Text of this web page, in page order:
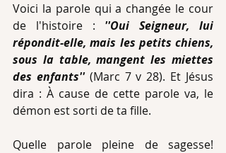
Voici la parole qui a changée le cour
de l'histoire : ''Oui Seigneur, lui
répondit-elle, mais les petits chiens,
sous la table, mangent les miettes
des enfants'' (Marc 7 v 28). Et Jésus
dira : À cause de cette parole va, le
démon est sorti de ta fille.
Quelle parole pleine de sagesse!